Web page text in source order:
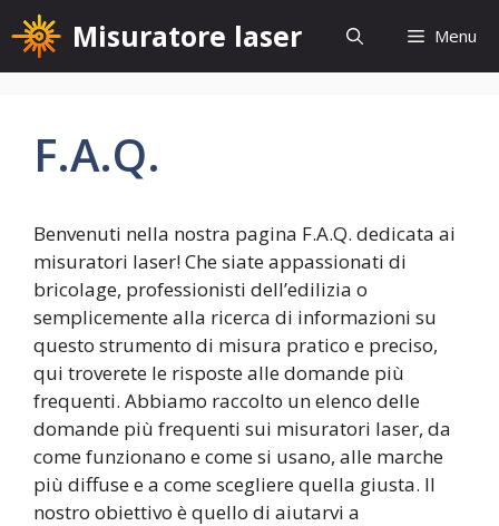
al
contenuto
Misuratore laser Menu
F.A.Q.
Benvenuti nella nostra pagina F.A.Q. dedicata ai
misuratori laser! Che siate appassionati di
bricolage, professionisti dell’edilizia o
semplicemente alla ricerca di informazioni su
questo strumento di misura pratico e preciso,
qui troverete le risposte alle domande più
frequenti. Abbiamo raccolto un elenco delle
domande più frequenti sui misuratori laser, da
come funzionano e come si usano, alle marche
più diffuse e a come scegliere quella giusta. Il
nostro obiettivo è quello di aiutarvi a